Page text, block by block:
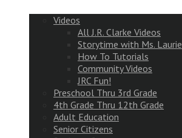
Videos
All J.R. Clarke Videos
Storytime with Ms. Laurie
How To Tutorials
Community Videos
JRC Fun!
Preschool Thru 3rd Grade
4th Grade Thru 12th Grade
Adult Education
Senior Citizens